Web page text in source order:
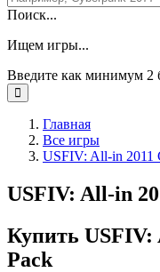
Поиск...
Ищем игры...
Введите как минимум 2
Главная
Все игры
USFIV: All-in 2011
USFIV: All-in
Купить USFIV:
Pack